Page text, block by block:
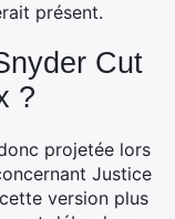
présent.
Cut
?
projetée lors
Justice
version plus